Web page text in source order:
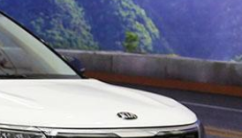
Hành trình
ĐUA XE
MotoGP